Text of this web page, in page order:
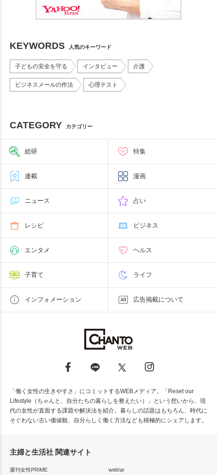
KEYWORDS 人気のキーワード
子どもの安全を守る インタビュー 介護
ビジネスメールの作法 心理テスト
CATEGORY カテゴリー
総研 特集
連載 漫画
ニュース 占い
レシピ ビジネス
エンタメ ヘルス
子育て ライフ
インフォメーション 広告掲載について
「働く女性の生きやすさ」にコミットするWEBメディア。「Reset our
Lifestyle（ちゃんと、自分たちの暮らしを整えたい）」という想いから、現
代の女性が直面する課題や解決法を紹介。暮らしの話題はもちろん、時代に
そぐわない古い価値観、自分らしく働く方法なども積極的にシェアします。
主婦と生活社 関連サイト
週刊女性PRIME web!ar